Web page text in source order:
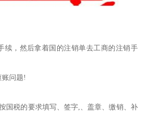
续，然后拿着国的注销单去工商的注销手
账问题!
国税的要求填写、签字,、盖章、缴销、补